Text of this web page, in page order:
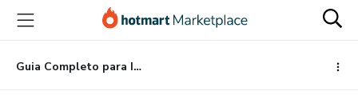
para
conteúdo
principal
para
pagamento
para
rodapé
Guia Completo para Iniciar sua Jornada de Vendas na Shopee